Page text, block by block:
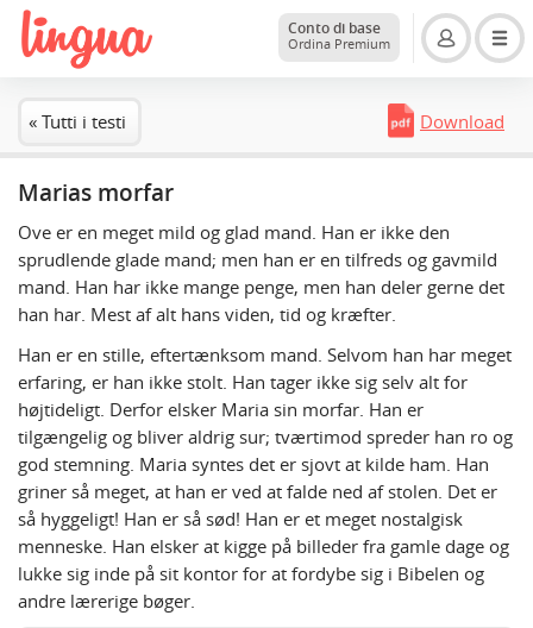
Conto di base
Ordina Premium
« Tutti i testi Download
Marias morfar
Ove er en meget mild og glad mand. Han er ikke den
sprudlende glade mand; men han er en tilfreds og gavmild
mand. Han har ikke mange penge, men han deler gerne det
han har. Mest af alt hans viden, tid og kræfter.
Han er en stille, eftertænksom mand. Selvom han har meget
erfaring, er han ikke stolt. Han tager ikke sig selv alt for
højtideligt. Derfor elsker Maria sin morfar. Han er
tilgængelig og bliver aldrig sur; tværtimod spreder han ro og
god stemning. Maria syntes det er sjovt at kilde ham. Han
griner så meget, at han er ved at falde ned af stolen. Det er
så hyggeligt! Han er så sød! Han er et meget nostalgisk
menneske. Han elsker at kigge på billeder fra gamle dage og
lukke sig inde på sit kontor for at fordybe sig i Bibelen og
andre lærerige bøger.